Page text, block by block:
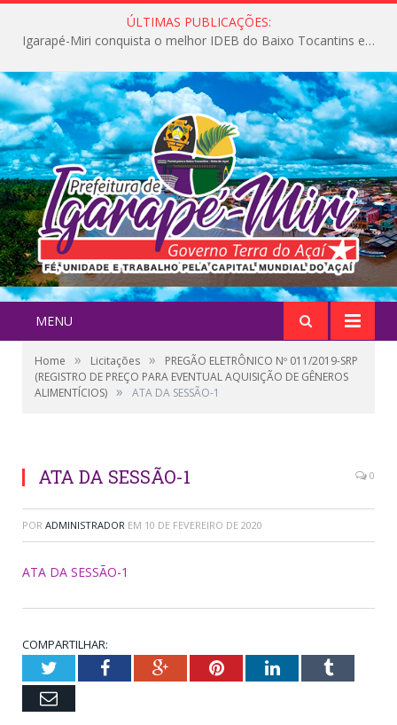
ÚLTIMAS PUBLICAÇÕES:
Igarapé-Miri conquista o melhor IDEB do Baixo Tocantins e avança na qualidade da educação pública
MENU
Home » Licitações »
PREGÃO ELETRÔNICO Nº 011/2019-SRP
(REGISTRO DE PREÇO PARA EVENTUAL AQUISIÇÃO DE GÊNEROS
ALIMENTÍCIOS) » ATA DA SESSÃO-1
ATA DA SESSÃO-1 0
POR ADMINISTRADOR EM 10 DE FEVEREIRO DE 2020
ATA DA SESSÃO-1
COMPARTILHAR:
TwitterFacebookGoogle+PinterestLinkedInTumblr
Email